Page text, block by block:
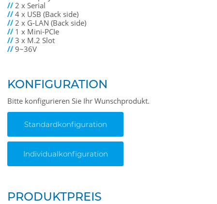
//2 x Serial
//4 x USB (Back side)
//2 x G-LAN (Back side)
// 1 x Mini-PCIe
//3 x M.2 Slot
//9~36V
KONFIGURATION
Bitte konfigurieren Sie Ihr Wunschprodukt.
Standardkonfiguration
Individualkonfiguration
PRODUKTPREIS